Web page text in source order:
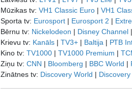
Mūzikas tv: VH1 Classic Euro | VH1
Sporta tv: Eurosport | Eurosport 2 |
Bērnu tv: Nickelodeon | Disney Channel |
Krievu tv: Kanāls | TV3+ | Baltija | РТB
Kino tv: TV1000 | TV1000 Premium |
Ziņu tv: CNN | Bloomberg | BBC World |
Zinātnes tv: Discovery World |